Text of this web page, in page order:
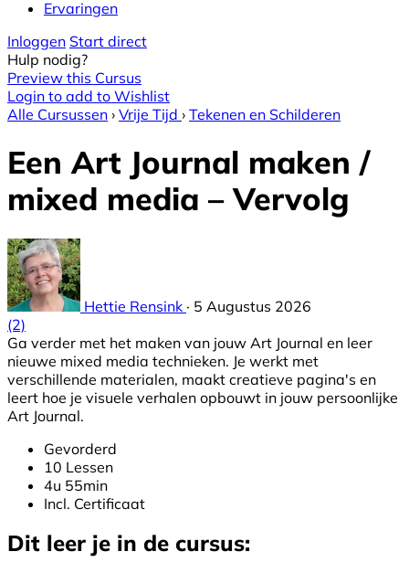
Ervaringen
Inloggen Start direct
Hulp nodig?
Preview this Cursus
Login to add to Wishlist
Alle Cursussen › Vrije Tijd › Tekenen en Schilderen
Een Art Journal maken /
mixed media – Vervolg
Hettie Rensink · 5 Augustus 2026
(2)
Ga verder met het maken van jouw Art Journal en leer
nieuwe mixed media technieken. Je werkt met
verschillende materialen, maakt creatieve pagina's en
leert hoe je visuele verhalen opbouwt in jouw persoonlijke
Art Journal.
Gevorderd
10 Lessen
4u 55min
Incl. Certificaat
Dit leer je in de cursus: